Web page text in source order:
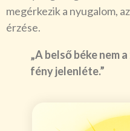
megérkezik a nyugalom,
érzése.
„A belső béke nem
fény jelenléte.”